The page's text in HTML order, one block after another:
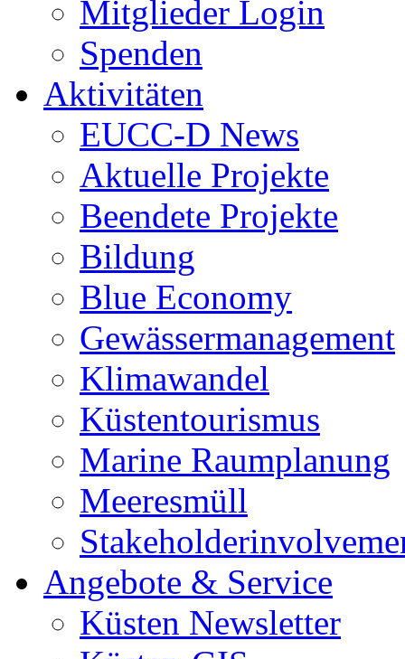
Mitglieder Login
Spenden
Aktivitäten
EUCC-D News
Aktuelle Projekte
Beendete Projekte
Bildung
Blue Economy
Gewässermanagement
Klimawandel
Küstentourismus
Marine Raumplanung
Meeresmüll
Angebote & Service
Küsten Newsletter